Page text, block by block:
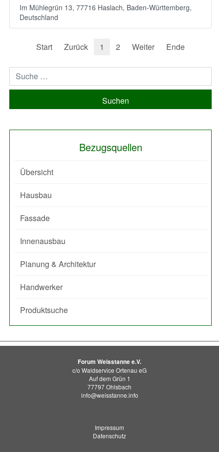
Im Mühlegrün 13, 77716 Haslach, Baden-Württemberg,
Deutschland
Start Zurück 1 2 Weiter Ende
Suchen
Bezugsquellen
Übersicht
Hausbau
Fassade
Innenausbau
Planung & Architektur
Handwerker
Produktsuche
Forum Weisstanne e.V.
c/o Waldservice Ortenau eG
Auf dem Grün 1
77797 Ohlsbach
info@weisstanne.info
Impressum
Datenschutz